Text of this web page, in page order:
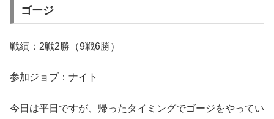
ゴージ
戦績：2戦2勝（9戦6勝）
参加ジョブ：ナイト
今日は平日ですが、帰ったタイミングでゴージをやってい